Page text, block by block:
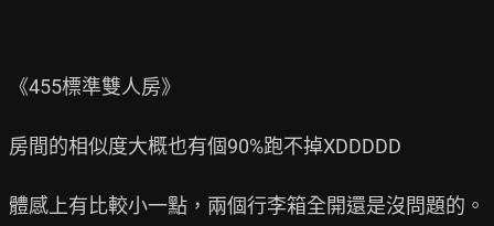
《455標準雙人房》
房間的相似度大概也有個90%跑不掉XDDDDD
體感上有比較小一點，兩個行李箱全開還是沒問題的。